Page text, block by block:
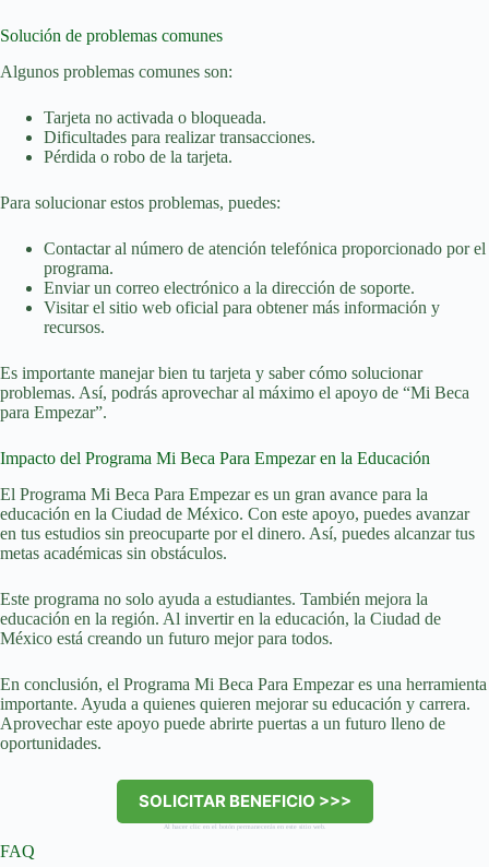
Solución de problemas comunes
Algunos problemas comunes son:
Tarjeta no activada o bloqueada.
Dificultades para realizar transacciones.
Pérdida o robo de la tarjeta.
Para solucionar estos problemas, puedes:
Contactar al número de atención telefónica proporcionado por el
programa.
Enviar un correo electrónico a la dirección de soporte.
Visitar el sitio web oficial para obtener más información y
recursos.
Es importante manejar bien tu tarjeta y saber cómo solucionar
problemas. Así, podrás aprovechar al máximo el apoyo de “Mi Beca
para Empezar”.
Impacto del Programa Mi Beca Para Empezar en la Educación
El Programa Mi Beca Para Empezar es un gran avance para la
educación en la Ciudad de México. Con este apoyo, puedes avanzar
en tus estudios sin preocuparte por el dinero. Así, puedes alcanzar tus
metas académicas sin obstáculos.
Este programa no solo ayuda a estudiantes. También mejora la
educación en la región. Al invertir en la educación, la Ciudad de
México está creando un futuro mejor para todos.
En conclusión, el Programa Mi Beca Para Empezar es una herramienta
importante. Ayuda a quienes quieren mejorar su educación y carrera.
Aprovechar este apoyo puede abrirte puertas a un futuro lleno de
oportunidades.
SOLICITAR BENEFICIO >>>
Al hacer clic en el botón permanecerás en este sitio web.
FAQ